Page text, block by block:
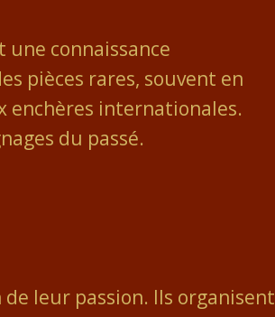
connaissance
pièces rares, souvent en
enchères internationales.
du passé.
leur passion. Ils organisent